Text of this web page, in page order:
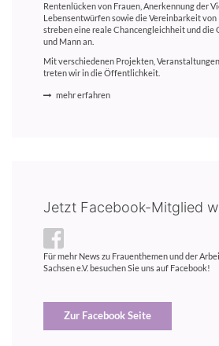
Rentenlücken von Frauen, Anerkennung der
Lebensentwürfen sowie die Vereinbarkeit von
streben eine reale Chancengleichheit und die
und Mann an.
Mit verschiedenen Projekten,
treten wir in die Öffentlichkeit.
mehr erfahren
Jetzt Facebook-Mitglied
Für mehr News zu Frauenthemen und der
Sachsen e.V. besuchen Sie uns auf Facebook!
Zur Facebook Seite